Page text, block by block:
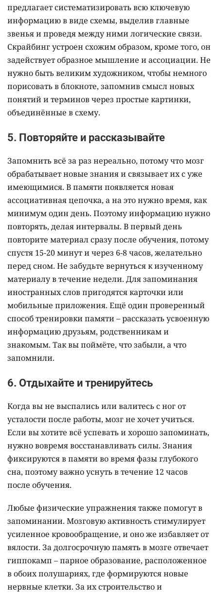
предлагает систематизировать всю ключевую
информацию в виде схемы, выделив главные
звенья и проведя между ними логические связи.
Скрайбинг устроен схожим образом, кроме того, он
задействует образное мышление и ассоциации. Не
нужно быть великим художником, чтобы немного
порисовать в блокноте, запомнив смысл новых
понятий и терминов через простые картинки,
объединённые в схему.
5. Повторяйте и рассказывайте
Запомнить всё за раз нереально, потому что мозг
обрабатывает новые знания и связывает их с уже
имеющимися. В памяти появляется новая
ассоциативная цепочка, а на это нужно время, как
минимум один день. Поэтому информацию нужно
повторять, делая интервалы. В первый день
повторите материал сразу после обучения, потому
спустя 15-20 минут и через 6-8 часов, желательно
перед сном. Не забудьте вернуться к изученному
материалу в течение недели. Для запоминания
иностранных слов пригодятся карточки или
мобильные приложения. Ещё один проверенный
способ тренировки памяти – рассказать усвоенную
информацию друзьям, родственникам и
знакомым. Так вы поймёте, что забыли, а что
запомнили.
6. Отдыхайте и тренируйтесь
Когда вы не выспались или валитесь с ног от
усталости после работы, мозг не хочет учиться.
Если вы хотите всё успевать и хорошо запоминать,
нужно вовремя восстанавливать силы. Знания
фиксируются в памяти во время фазы глубокого
сна, поэтому важно уснуть в течение 12 часов
после обучения.
Любые физические упражнения также помогут в
запоминании. Мозговую активность стимулирует
усиленное кровообращение, и оно же избавляет от
вялости. За долгосрочную память в мозге отвечает
гиппокамп – парное образование, расположенное
в обоих полушариях, где формируются новые
нервные клетки. За их строительство и